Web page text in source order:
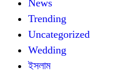
News
Trending
Uncategorized
Wedding
ইসলাম